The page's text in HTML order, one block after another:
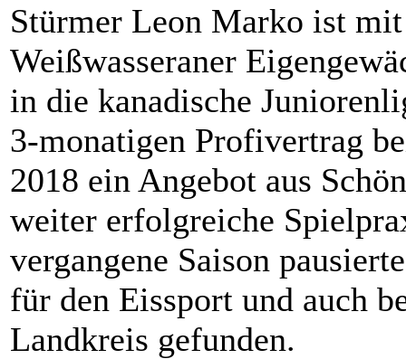
Stürmer Leon Marko ist mit
Weißwasseraner
in die kanadische
3-monatigen Profivertrag
2018 ein Angebot aus
weiter erfolgreiche
vergangene Saison
für den Eissport und auch
Landkreis gefunden.